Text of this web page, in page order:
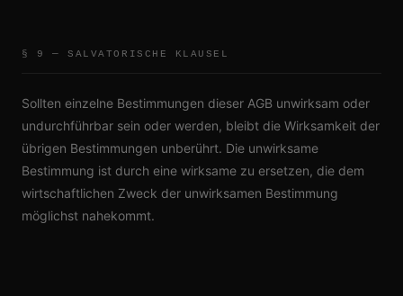
§ 9 — SALVATORISCHE KLAUSEL
Sollten einzelne Bestimmungen dieser AGB unwirksam oder
undurchführbar sein oder werden, bleibt die Wirksamkeit der
übrigen Bestimmungen unberührt. Die unwirksame
Bestimmung ist durch eine wirksame zu ersetzen, die dem
wirtschaftlichen Zweck der unwirksamen Bestimmung
möglichst nahekommt.